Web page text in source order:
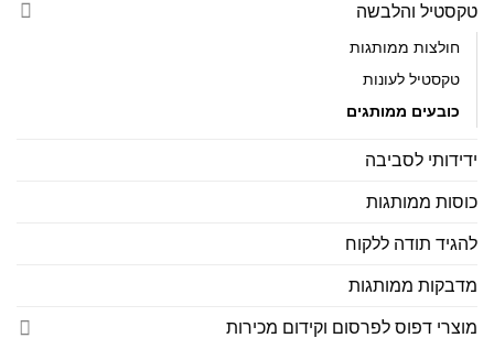
טקסטיל והלבשה
חולצות ממותגות
טקסטיל לעונות
כובעים ממותגים
ידידותי לסביבה
כוסות ממותגות
להגיד תודה ללקוח
מדבקות ממותגות
מוצרי דפוס לפרסום וקידום מכירות